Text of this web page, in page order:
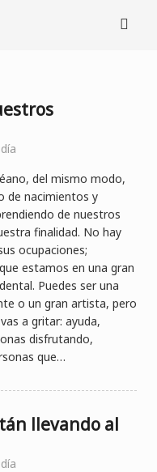
del mismo modo,
de nacimientos y
de nuestros
finalidad. No hay
ocupaciones;
estamos en una gran
Puedes ser una
o un gran artista, pero
a gritar: ayuda,
disfrutando,
que…
llevando al